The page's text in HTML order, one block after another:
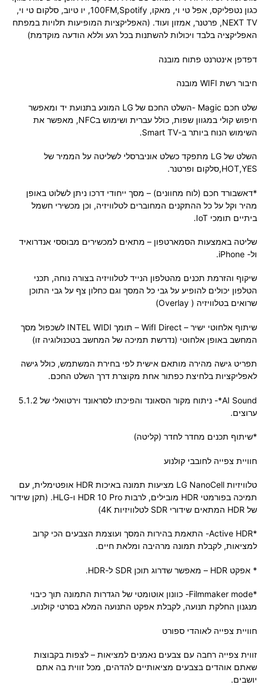
כגון נטפליקס, אפל טי וי, מאקו, 100FM,Spotify, יו טיוב, סלקום טי וי,
NEXT TV, פרטנר, אמזון ועוד. (האפליקציות המופיעות תלויות במפתח
האפליקציה בלבד ויכולות להשתנות בכל רגע וללא הודעה מוקדמת)
דפדפן אינטרנט פתוח מובנה
חיבור רשת WIFI מובנה
שלט חכם Magic -השלט החכם של LG המונע בתנועת יד ומאפשר
חיפוש קולי במגוון שפות, כולל עברית ושימוש בNFC, מאפשר את
השימוש הנוח ביותר ב-Smart TV.
השלט של LG מתפקד כשלט אוניברסלי לשליטה על הממיר של
HOT,YES,סלקום ופרטנר.
*דאשבורד חכם (לוח מחוונים) – מסך ייחודי דרכו ניתן לשלוט באופן
מהיר וקל על כל ההתקנים המחוברים לטלוויזיה, וכן מכשירי חשמל
ביתיים תומכי IoT.
שליטה באמצעות הסמארטפון – מתאים למכשירים מבוססי אנדרואיד
ול- iPhone.
שיקוף והזרמת תכנים מהטלפון הנייד לטלוויזיה בצורה נוחה, תכני
הטלפון יכולים להופיע על גבי כל המסך וגם כחלון צף על גבי התוכן
שרואים בטלוויזיה ( Overlay)
שיתוף אלחוטי ישיר – WifI Direct – תומך INTEL WIDI לשכפול מסך
המחשב באופן אלחוטי (נדרשת תמיכה של המחשב בטכנולוגיה זו)
תפריט גישה מהירה מותאם אישית לפי בחירת המשתמש, כולל גישה
לאפליקציות בלחיצת כפתור אחת מקוצרת דרך השלט החכם.
AI Sound*- ניתוח מקור הסאונד והפיכתו לסראונד וירטואלי של 5.1.2
ערוצים.
*שיתוף תכנים מחדר לחדר (קליטה)
חוויית צפייה לחובבי קולנוע
טלוויזיות LG NanoCell מציעות תמונה באיכות HDR אופטימלית, עם
תמיכה בפורמטי HDR מובילים, לרבות HDR 10 Pro ו-HLG. (תקן שידור
של HDR המתאים שידורי SDR לטלוויזיות 4K)
*Active HDR- התאמת בהירות המסך ועוצמת הצבעים הכי קרוב
למציאות, לקבלת תמונה מרהיבה ומלאת חיים.
* אפקט HDR – מאפשר שדרוג תוכן SDR ל-HDR.
*Filmmaker mode- כוונון אוטומטי של הגדרות התמונה תוך כיבוי
מנגנון החלקת תנועה, לקבלת אפקט התנועה המלא בסרטי קולנוע.
חוויית צפייה לאוהדי ספורט
זווית צפייה רחבה עם צבעים נאמנים למציאות – לצפות בקבוצות
שאתם אוהדים בצבעים מציאותיים להדהים, מכל זווית בה אתם
יושבים.